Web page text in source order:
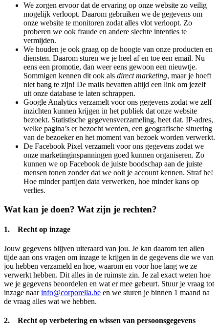
We zorgen ervoor dat de ervaring op onze website zo veilig
mogelijk verloopt. Daarom gebruiken we de gegevens om
onze website te monitoren zodat alles vlot verloopt. Zo
proberen we ook fraude en andere slechte intenties te
vermijden.
We houden je ook graag op de hoogte van onze producten en
diensten. Daarom sturen we je heel af en toe een email. Nu
eens een promotie, dan weer eens gewoon een nieuwtje.
Sommigen kennen dit ook als direct marketing, maar je hoeft
niet bang te zijn! De mails bevatten altijd een link om jezelf
uit onze database te laten schrappen.
Google Analytics verzamelt voor ons gegevens zodat we zelf
inzichten kunnen krijgen in het publiek dat onze website
bezoekt. Statistische gegevensverzameling, heet dat. IP-adres,
welke pagina’s er bezocht werden, een geografische situering
van de bezoeker en het moment van bezoek worden verwerkt.
De Facebook Pixel verzamelt voor ons gegevens zodat we
onze marketinginspanningen goed kunnen organiseren. Zo
kunnen we op Facebook de juiste boodschap aan de juiste
mensen tonen zonder dat we ooit je account kennen. Straf he!
Hoe minder partijen data verwerken, hoe minder kans op
verlies.
Wat kan je doen? Wat zijn je rechten?
1. Recht op inzage
Jouw gegevens blijven uiteraard van jou. Je kan daarom ten allen
tijde aan ons vragen om inzage te krijgen in de gegevens die we van
jou hebben verzameld en hoe, waarom en voor hoe lang we ze
verwerkt hebben. Dit alles in de ruimste zin. Je zal exact weten hoe
we je gegevens beoordelen en wat er mee gebeurt. Stuur je vraag tot
inzage naarinfo@corporella.be en we sturen je binnen 1 maand na
de vraag alles wat we hebben.
2. Recht op verbetering en wissen van persoonsgegevens